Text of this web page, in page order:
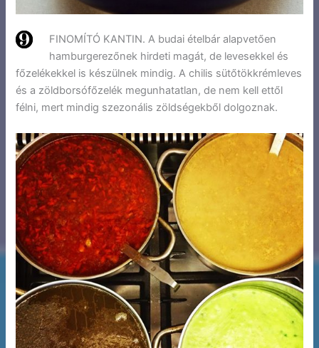
FINOMÍTÓ KANTIN. A budai ételbár alapvetően
hamburgerezőnek hirdeti magát, de levesekkel és
főzelékekkel is készülnek mindig. A chilis sütőtökkrémleves
és a zöldborsófőzelék megunhatatlan, de nem kell ettől
félni, mert mindig szezonális zöldségekből dolgoznak.